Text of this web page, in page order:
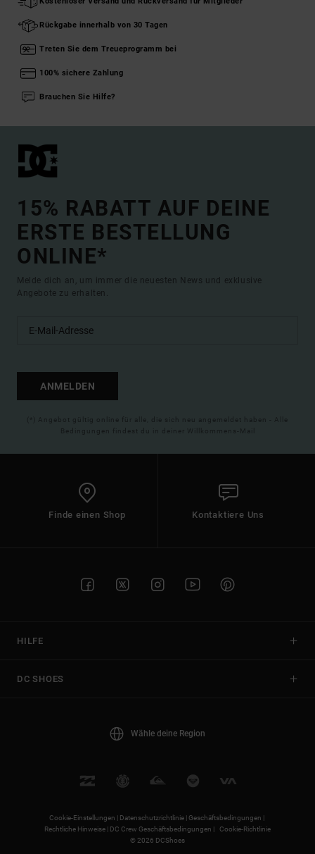
Rückgabe innerhalb von 30 Tagen
Treten Sie dem Treueprogramm bei
100% sichere Zahlung
Brauchen Sie Hilfe?
15% RABATT AUF DEINE
ERSTE BESTELLUNG
ONLINE*
Melde dich an, um immer die neuesten News und exklusive
Angebote zu erhalten.
ANMELDEN
(*) Angebot gültig online für alle, die sich neu angemeldet haben - Alle
Bedingungen findest du in deiner Willkommens-Mail
Finde einen Shop Kontaktiere Uns
HILFE
DC SHOES
Wähle deine Region
Cookie-Einstellungen | Datenschutzrichtlinie |Geschäftsbedingungen |
Rechtliche Hinweise | DC Crew Geschäftsbedingungen |
Cookie-Richtlinie
© 2026 DCShoes